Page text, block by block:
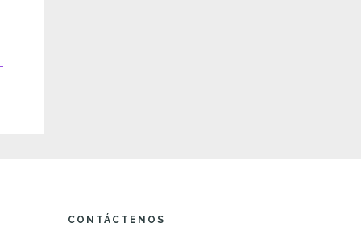
CONTÁCTENOS